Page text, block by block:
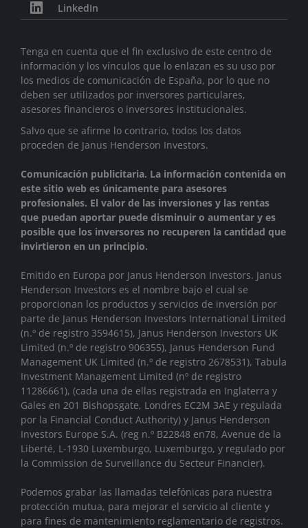
LinkedIn
Tenga en cuenta que el fin exclusivo de este centro de
información y los vínculos que lo enlazan es su uso por
los medios de comunicación de España, por lo que no
deben ser utilizados por inversores particulares,
asesores financieros o inversores institucionales.
Salvo que se afirme lo contrario, todos los datos
proceden de Janus Henderson Investors.
Comunicación publicitaria. La información contenida en
este sitio web es únicamente para asesores
profesionales. El valor de las inversiones y las rentas
que puedan aportar puede disminuir o aumentar y es
posible que los inversores no recuperen la cantidad que
invirtieron en un principio.
Emitido en Europa por Janus Henderson Investors. Janus
Henderson Investors es el nombre bajo el cual se
proporcionan los productos y servicios de inversión por
parte de Janus Henderson Investors International Limited
(n.º de registro 3594615), Janus Henderson Investors UK
Limited (n.º de registro 906355), Janus Henderson Fund
Management UK Limited (n.º de registro 2678531), Tabula
Investment Management Limited (nº de registro
11286661), (cada una de ellas registrada en Inglaterra y
Gales en 201 Bishopsgate, Londres EC2M 3AE y regulada
por la Financial Conduct Authority) y Janus Henderson
Investors Europe S.A. (reg n.º B22848 en78, Avenue de la
Liberté, L-1930 Luxemburgo, Luxemburgo, y regulado por
la Commission de Surveillance du Secteur Financier).
Podemos grabar las llamadas telefónicas para nuestra
protección mutua, para mejorar el servicio al cliente y
para fines de mantenimiento reglamentario de registros.